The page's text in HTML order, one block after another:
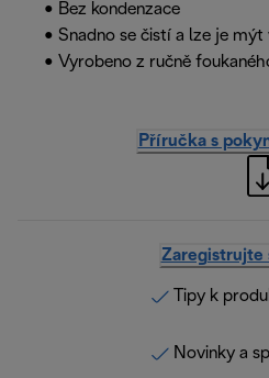
• Bez kondenzace
• Snadno se čistí a lze je
• Vyrobeno z ručně
Příručka s
Zaregistrujte
Tipy k
Novinky a